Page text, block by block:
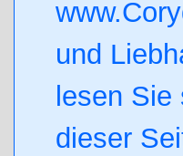
und
lesen
dieser